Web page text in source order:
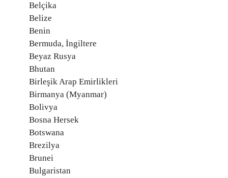
Belçika
Belize
Benin
Bermuda, İngiltere
Beyaz Rusya
Bhutan
Birleşik Arap Emirlikleri
Birmanya (Myanmar)
Bolivya
Bosna Hersek
Botswana
Brezilya
Brunei
Bulgaristan